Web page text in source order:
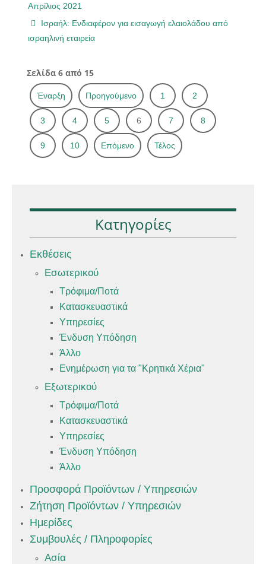
Απρίλιος 2021
Ισραήλ: Ενδιαφέρον για εισαγωγή ελαιολάδου από
ισραηλινή εταιρεία
Σελίδα 6 από 15
Έναρξη Προηγούμενο 1 2
3 4 5 6 7 8
9 10 Επόμενο Τέλος
Κατηγορίες
Εκθέσεις
Εσωτερικού
Τρόφιμα/Ποτά
Κατασκευαστικά
Υπηρεσίες
Ένδυση Υπόδηση
Άλλο
Ενημέρωση για τα "Κρητικά Χέρια"
Εξωτερικού
Τρόφιμα/Ποτά
Κατασκευαστικά
Υπηρεσίες
Ένδυση Υπόδηση
Άλλο
Προσφορά Προϊόντων / Υπηρεσιών
Ζήτηση Προϊόντων / Υπηρεσιών
Ημερίδες
Συμβουλές / Πληροφορίες
Ασία